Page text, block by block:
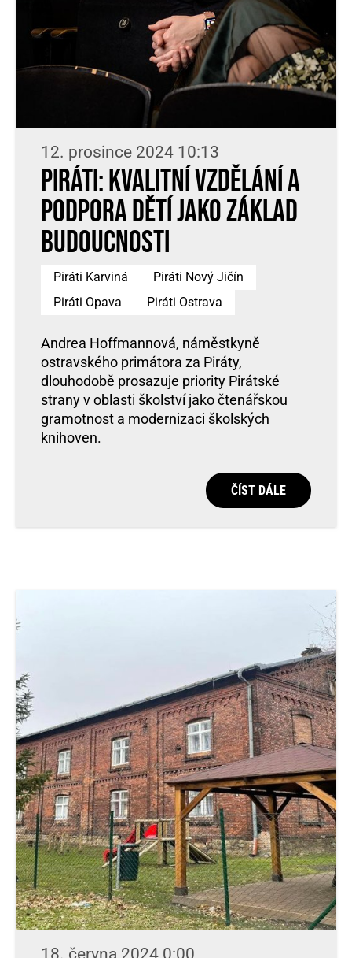
12. prosince 2024 10:13
Piráti: Kvalitní vzdělání a
podpora dětí jako základ
budoucnosti
Piráti Karviná
Piráti Nový Jičín
Piráti Opava
Piráti Ostrava
Andrea Hoffmannová, náměstkyně
ostravského primátora za Piráty,
dlouhodobě prosazuje priority Pirátské
strany v oblasti školství jako čtenářskou
gramotnost a modernizaci školských
knihoven.
ČÍST DÁLE